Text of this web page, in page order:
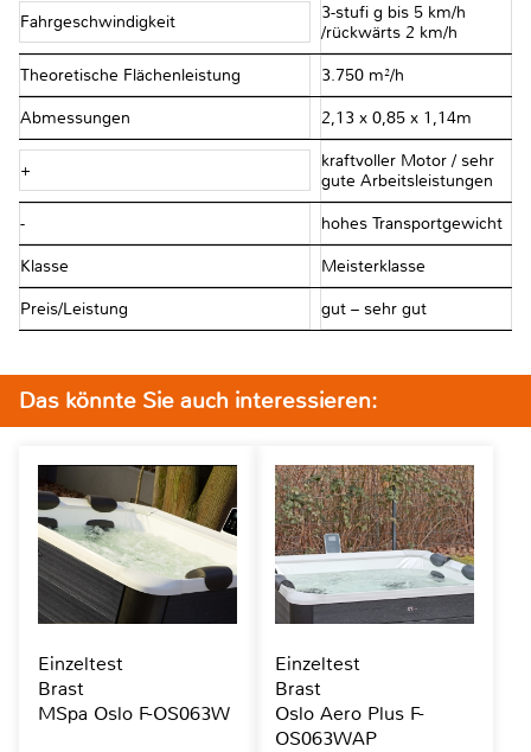
Fahrgeschwindigkeit
3-stufi g bis 5 km/h
/rückwärts 2 km/h
Theoretische Flächenleistung 3.750 m²/h
Abmessungen 2,13 x 0,85 x 1,14m
+
kraftvoller Motor / sehr
gute Arbeitsleistungen
- hohes Transportgewicht
Klasse Meisterklasse
Preis/Leistung gut – sehr gut
Das könnte Sie auch interessieren:
Einzeltest
Brast
MSpa Oslo F-OS063W
Einzeltest
Brast
Oslo Aero Plus F-
OS063WAP